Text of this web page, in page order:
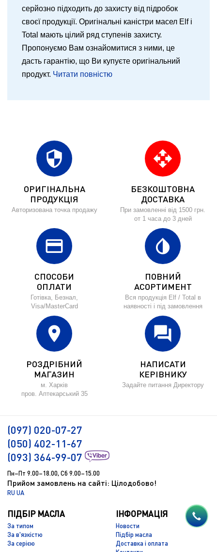
серйозно підходить до захисту від підробок
своєї продукції. Оригінальні каністри масел Elf і
Total мають цілий ряд ступенів захисту.
Пропонуємо Вам ознайомитися з ними, це
дасть гарантію, що Ви купуєте оригінальний
продукт. Читати повністю
security
ОРИГІНАЛЬНА
ПРОДУКЦІЯ
Авторизована точка продажу
open_with
БЕЗКОШТОВНА
ДОСТАВКА
При замовленні від 1500 грн.
от 1 часа до 3 дней
credit_card
СПОСОБИ
ОПЛАТИ
Готівка, Безнал,
Visa/MasterCard
invert_colors
ПОВНИЙ
АСОРТИМЕНТ
Вся продукція Elf / Total в
наявності і під замовлення
location_on
РОЗДРІБНИЙ
МАГАЗИН
м. Харків
пров. Аптекарський 35
forum
НАПИСАТИ
КЕРІВНИКУ
Задайте питання Директору
(097) 020-07-27
(050) 402-11-67
(093) 364-99-07
Пн–Пт 9.00–18.00, Сб 9.00–15.00
Прийом замовлень на сайті: Цілодобово!
RU UA
ПІДБІР МАСЛА
За типом
За в'язкістю
За серією
ІНФОРМАЦІЯ
Новости
Підбір масла
Доставка і оплата